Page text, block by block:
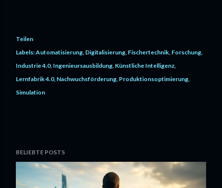
Teilen
Labels:Automatisierung Digitalisierung Fischertechnik Forschung
Industrie 4.0 Ingenieursausbildung Künstliche Intelligenz
Lernfabrik 4.0 Nachwuchsförderung Produktionsoptimierung
Simulation
BELIEBTE POSTS